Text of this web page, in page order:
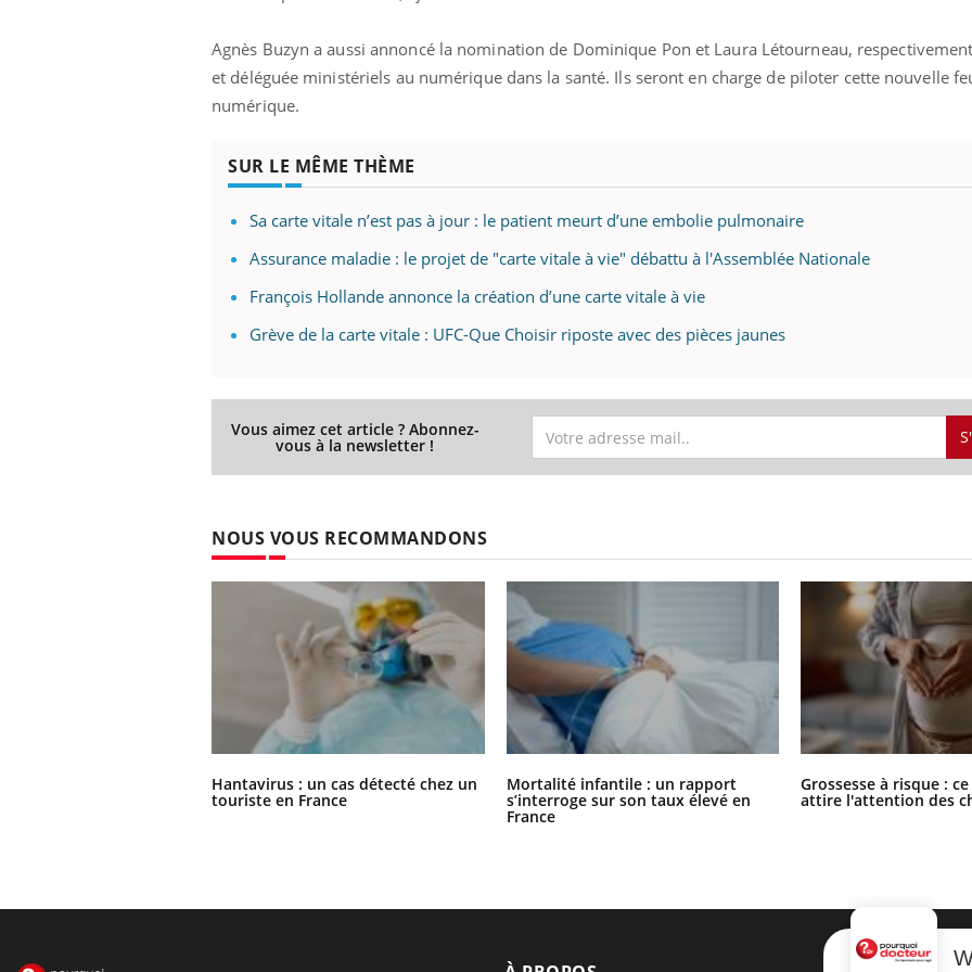
Agnès Buzyn a aussi annoncé la nomination de Dominique Pon et Laura Létourneau,
et déléguée ministériels au numérique dans la santé. Ils seront en charge de piloter cette nouvelle
numérique.
SUR LE MÊME THÈME
Sa carte vitale n’est pas à jour : le patient meurt d’une embolie pulmonaire
Assurance maladie : le projet de "carte vitale à vie" débattu à l'Assemblée Nationale
François Hollande annonce la création d’une carte vitale à vie
Grève de la carte vitale : UFC-Que Choisir riposte avec des pièces jaunes
Vous aimez cet article ? Abonnez-
vous à la newsletter !
NOUS VOUS RECOMMANDONS
Hantavirus : un cas détecté chez un
touriste en France
Mortalité infantile : un rapport
s’interroge sur son taux élevé en
France
Grossesse à risque :
attire l'attention des
carence en fer sont multiples ce qui la rend